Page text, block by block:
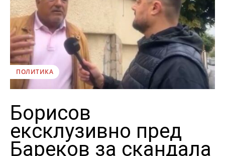
ПОЛИТИКА
Борисов
ексклузивно пред
Бареков за скандала